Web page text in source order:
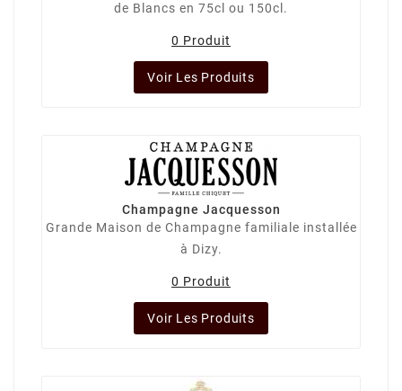
de Blancs en 75cl ou 150cl.
0 Produit
Voir Les Produits
Champagne Jacquesson
Grande Maison de Champagne familiale installée
à Dizy.
0 Produit
Voir Les Produits